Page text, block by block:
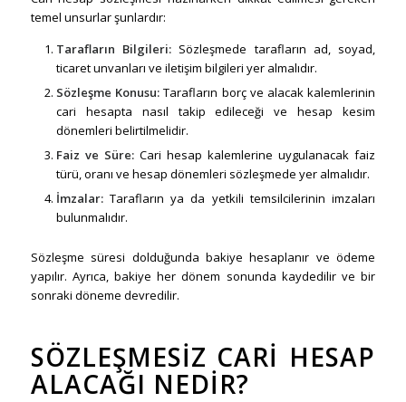
temel unsurlar şunlardır:
Tarafların Bilgileri:Sözleşmede tarafların ad, soyad,
ticaret unvanları ve iletişim bilgileri yer almalıdır.
Sözleşme Konusu:Tarafların borç ve alacak kalemlerinin
cari hesapta nasıl takip edileceği ve hesap kesim
dönemleri belirtilmelidir.
Faiz ve Süre:Cari hesap kalemlerine uygulanacak faiz
türü, oranı ve hesap dönemleri sözleşmede yer almalıdır.
İmzalar:Tarafların ya da yetkili temsilcilerinin imzaları
bulunmalıdır.
Sözleşme süresi dolduğunda bakiye hesaplanır ve ödeme
yapılır. Ayrıca, bakiye her dönem sonunda kaydedilir ve bir
sonraki döneme devredilir.
SÖZLEŞMESIZ CARI HESAP
ALACAĞI NEDIR?